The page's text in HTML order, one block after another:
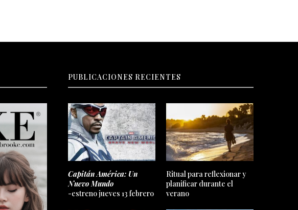
PUBLICACIONES RECIENTES
Capitán América: Un
Nuevo Mundo
-estreno jueves 13 febrero
Ritual para reflexionar y
planificar durante el
verano